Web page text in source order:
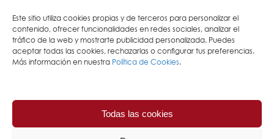
Este sitio utiliza cookies propias y de terceros para personalizar el
contenido, ofrecer funcionalidades en redes sociales, analizar el
tráfico de la web y mostrarte publicidad personalizada. Puedes
aceptar todas las cookies, rechazarlas o configurar tus preferencias.
Más información en nuestra Política de Cookies.
Todas las cookies
Política de cookies